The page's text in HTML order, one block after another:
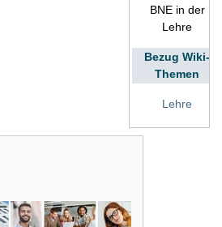
BNE in der
Lehre
Bezug Wiki-
Themen
Lehre